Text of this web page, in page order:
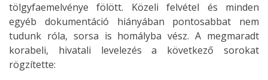
tölgyfaemelvénye fölött. Közeli felvétel és minden
egyéb dokumentáció hiányában pontosabbat nem
tudunk róla, sorsa is homályba vész. A megmaradt
korabeli, hivatali levelezés a következő sorokat
rögzítette: